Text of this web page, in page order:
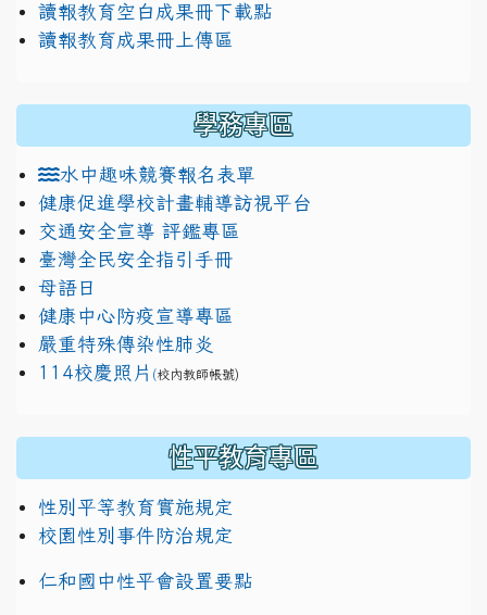
讀報教育空白成果冊下載點
讀報教育成果冊上傳區
學務專區
水中趣味競賽報名表單
健康促進學校計畫輔導訪視平台
交通安全宣導 評鑑專區
臺灣全民安全指引手冊
母語日
健康中心防疫宣導專區
嚴重特殊傳染性肺炎
114校慶照片 (校內教師帳號)
性平教育專區
性別平等教育實施規定
校園性別事件防治規定
仁和國中性平會設置要點